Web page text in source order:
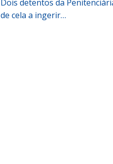
Dois detentos da
de cela a ingerir…